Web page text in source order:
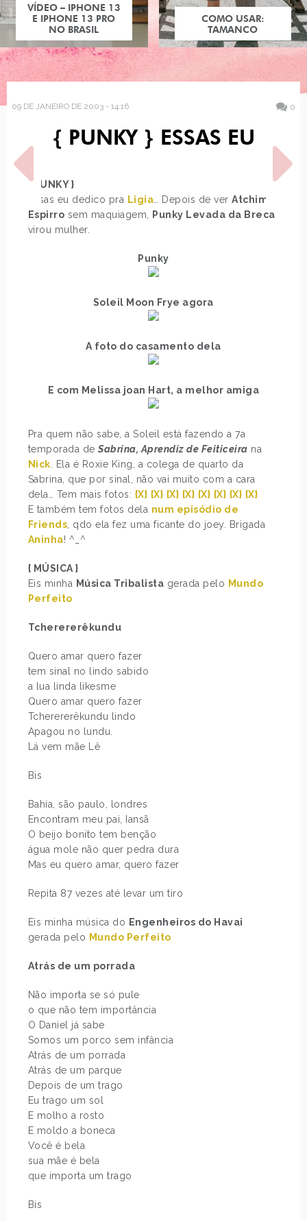
VÍDEO – IPHONE 13
E IPHONE 13 PRO
NO BRASIL
COMO USAR:
TAMANCO
09 DE JANEIRO DE 2003 - 14:16 0
{ PUNKY } ESSAS EU
{ PUNKY }
Essas eu dedico pra Ligia … Depois de verAtchim e
Espirro sem maquiagem,
Punky Levada da Breca
virou mulher.
Punky
Soleil Moon Frye agora
A foto do casamento dela
E com Melissa joan Hart, a melhor amiga
Pra quem não sabe, a Soleil está fazendo a 7a
temporada deSabrina, Aprendiz de Feiticeira na
Nick . Ela é Roxie King, a colega de quarto da
Sabrina, que por sinal, não vai muito com a cara
dela… Tem mais fotos: {X} {X} {X} {X} {X} {X} {X} {X}
E também tem fotos dela num episódio de
Friends , qdo ela fez uma ficante do joey. Brigada
Aninha! ^_^
{ MÚSICA }
Eis minha Música Tribalista gerada pelo Mundo
Perfeito
Tcherererêkundu
Quero amar quero fazer
tem sinal no lindo sabido
a lua linda likesme
Quero amar quero fazer
Tcherererêkundu lindo
Apagou no lundu.
Lá vem mãe Lê
Bis
Bahia, são paulo, londres
Encontram meu pai, Iansã
O beijo bonito tem benção
água mole não quer pedra dura
Mas eu quero amar, quero fazer
Repita 87 vezes até levar um tiro
Eis minha música do Engenheiros do Havai
gerada pelo Mundo Perfeito
Atrás de um porrada
Não importa se só pule
o que não tem importância
O Daniel já sabe
Somos um porco sem infância
Atrás de um porrada
Atrás de um parque
Depois de um trago
Eu trago um sol
E molho a rosto
E moldo a boneca
Você é bela
sua mãe é bela
que importa um trago
Bis
POST ANTERIOR
JOVEM PAN